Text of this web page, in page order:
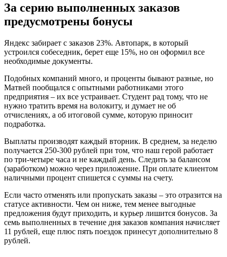
За серию выполненных заказов
предусмотрены бонусы
Яндекс забирает с заказов 23%. Автопарк, в который
устроился собеседник, берет еще 15%, но он оформил все
необходимые документы.
Подобных компаний много, и проценты бывают разные, но
Матвей пообщался с опытными работниками этого
предприятия – их все устраивает. Студент рад тому, что не
нужно тратить время на волокиту, и думает не об
отчислениях, а об итоговой сумме, которую приносит
подработка.
Выплаты производят каждый вторник. В среднем, за неделю
получается 250-300 рублей при том, что наш герой работает
по три-четыре часа и не каждый день. Следить за балансом
(заработком) можно через приложение. При оплате клиентом
наличными процент спишется с суммы на счету.
Если часто отменять или пропускать заказы – это отразится на
статусе активности. Чем он ниже, тем менее выгодные
предложения будут приходить, и курьер лишится бонусов. За
семь выполненных в течение дня заказов компания начисляет
11 рублей, еще плюс пять поездок принесут дополнительно 8
рублей.